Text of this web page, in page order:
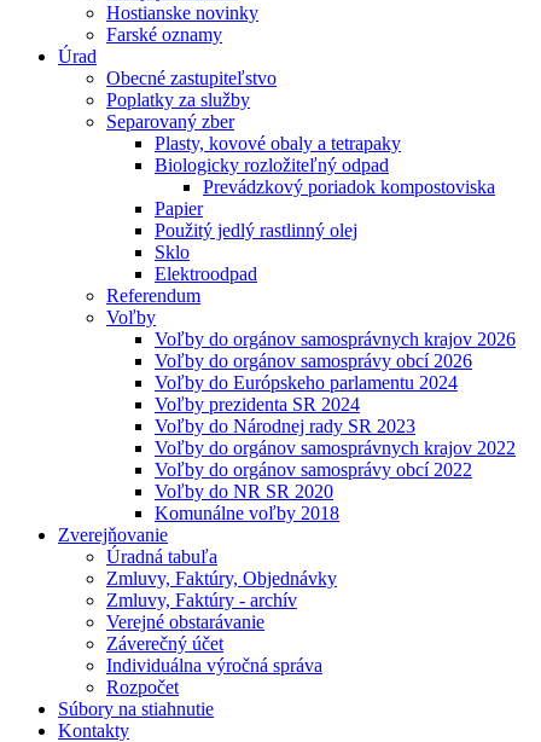
Hostianske novinky
Farské oznamy
Úrad
Obecné zastupiteľstvo
Poplatky za služby
Separovaný zber
Plasty, kovové obaly a tetrapaky
Biologicky rozložiteľný odpad
Prevádzkový poriadok kompostoviska
Papier
Použitý jedlý rastlinný olej
Sklo
Elektroodpad
Referendum
Voľby
Voľby do orgánov samosprávnych krajov 2026
Voľby do orgánov samosprávy obcí 2026
Voľby do Európskeho parlamentu 2024
Voľby prezidenta SR 2024
Voľby do Národnej rady SR 2023
Voľby do orgánov samosprávnych krajov 2022
Voľby do orgánov samosprávy obcí 2022
Voľby do NR SR 2020
Komunálne voľby 2018
Zverejňovanie
Úradná tabuľa
Zmluvy, Faktúry, Objednávky
Zmluvy, Faktúry - archív
Verejné obstarávanie
Záverečný účet
Individuálna výročná správa
Rozpočet
Súbory na stiahnutie
Kontakty